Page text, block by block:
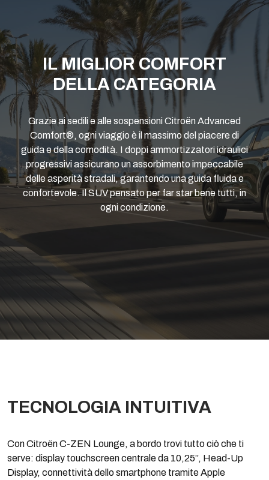
IL MIGLIOR COMFORT
DELLA CATEGORIA
Grazie ai sedili e alle sospensioni Citroën Advanced
Comfort®, ogni viaggio è il massimo del piacere di
guida e della comodità. I doppi ammortizzatori idraulici
progressivi assicurano un assorbimento impeccabile
delle asperità stradali, garantendo una guida fluida e
confortevole. Il SUV pensato per far star bene tutti, in
ogni condizione.
TECNOLOGIA INTUITIVA
Con Citroën C-ZEN Lounge, a bordo trovi tutto ciò che ti
serve: display touchscreen centrale da 10,25”, Head-Up
Display, connettività dello smartphone tramite Apple